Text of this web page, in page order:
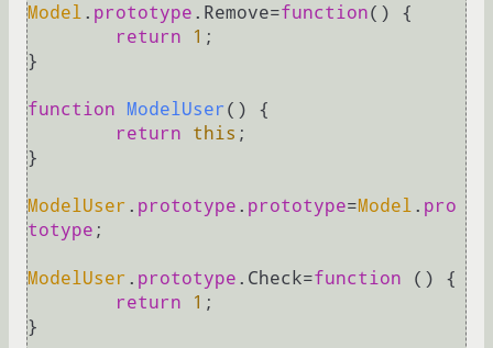
Model . prototype . Remove=function( ) {
return
1 ;
}
function ModelUser ( ) {
return
this ;
}
ModelUser . prototype . prototype=Model . pro
totype ;
ModelUser . prototype . Check=function ( ) {
return
1 ;
}